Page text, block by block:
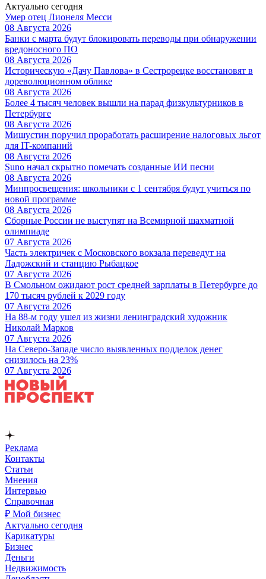
Актуально сегодня
Умер отец Лионеля Месси
08 Августа 2026
Банки с марта будут блокировать переводы при обнаружении
вредоносного ПО
08 Августа 2026
Историческую «Дачу Павлова» в Сестрорецке восстановят в
дореволюционном облике
08 Августа 2026
Более 4 тысяч человек вышли на парад физкультурников в
Петербурге
08 Августа 2026
Мишустин поручил проработать расширение налоговых льгот
для IT-компаний
08 Августа 2026
Suno начал скрытно помечать созданные ИИ песни
08 Августа 2026
Минпросвещения: школьники с 1 сентября будут учиться по
новой программе
08 Августа 2026
Сборные России не выступят на Всемирной шахматной
олимпиаде
07 Августа 2026
Часть электричек с Московского вокзала переведут на
Ладожский и станцию Рыбацкое
07 Августа 2026
В Смольном ожидают рост средней зарплаты в Петербурге до
170 тысяч рублей к 2029 году
07 Августа 2026
На 88-м году ушел из жизни ленинградский художник
Николай Марков
07 Августа 2026
На Северо-Западе число выявленных подделок денег
снизилось на 23%
07 Августа 2026
Реклама
Контакты
Статьи
Мнения
Интервью
Справочная
₽ Мой бизнес
Актуально сегодня
Карикатуры
Бизнес
Деньги
Недвижимость